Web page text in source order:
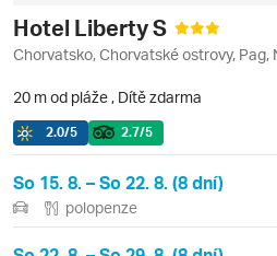
Hotel Liberty S
Chorvatsko, Chorvatské ostrovy, Pag,
20 m od pláže , Dítě zdarma
2.0/5 2.7/5
So 15. 8. – So 22. 8. (8 dní)
polopenze